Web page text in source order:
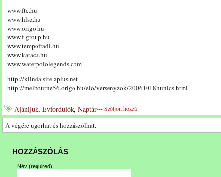
www.ftc.hu
www.hlsz.hu
www.origo.hu
www.f-group.hu
www.tempofradi.hu
www.kataca.hu
www.waterpololegends.com
http://klinda.site.aplus.net
http://melbourne56.origo.hu/elo/versenyzok/20061018hunics.html
Ajánljuk, Évfordulók, Naptár---Szóljon hozzá
A végére ugorhat és hozzászólhat.
HOZZÁSZÓLÁS
Név (required)